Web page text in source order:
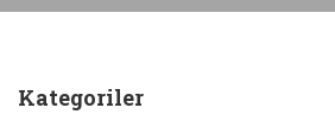
Kategoriler